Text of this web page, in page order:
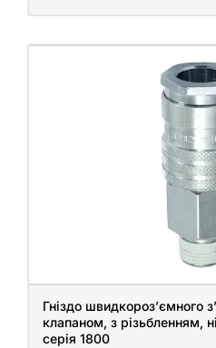
Гніздо швидкороз’ємного
клапаном, з різьбленням,
серія 1800